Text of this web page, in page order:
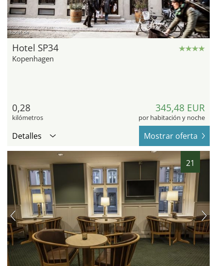
hotel.de
Hotel SP34
Kopenhagen
0,28
kilómetros
345,48 EUR
por habitación y noche
Detalles Mostrar oferta
21